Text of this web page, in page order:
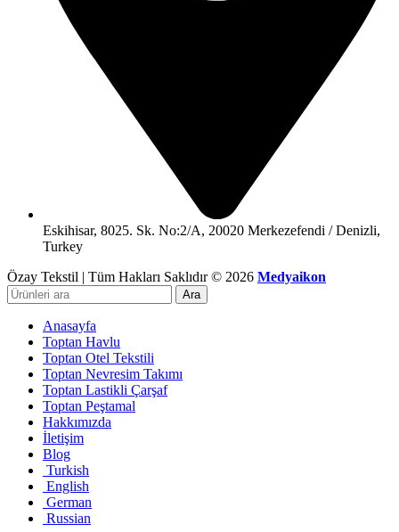
Eskihisar, 8025. Sk. No:2/A, 20020 Merkezefendi / Denizli,
Turkey
Özay Tekstil | Tüm Hakları Saklıdır © 2026 Medyaikon
Ara
Anasayfa
Toptan Havlu
Toptan Otel Tekstili
Toptan Nevresim Takımı
Toptan Lastikli Çarşaf
Toptan Peştamal
Hakkımızda
İletişim
Blog
Turkish
English
German
Russian